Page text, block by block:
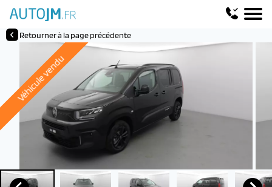
Retourner à la page précédente
Véhicule vendu